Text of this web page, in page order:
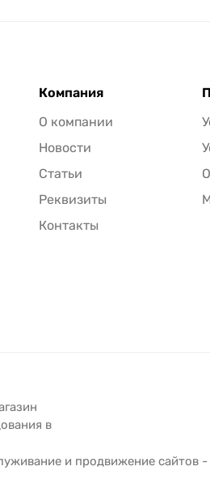
Компания
О компании
Новости
Статьи
Реквизиты
Контакты
в
и продвижение сайтов -